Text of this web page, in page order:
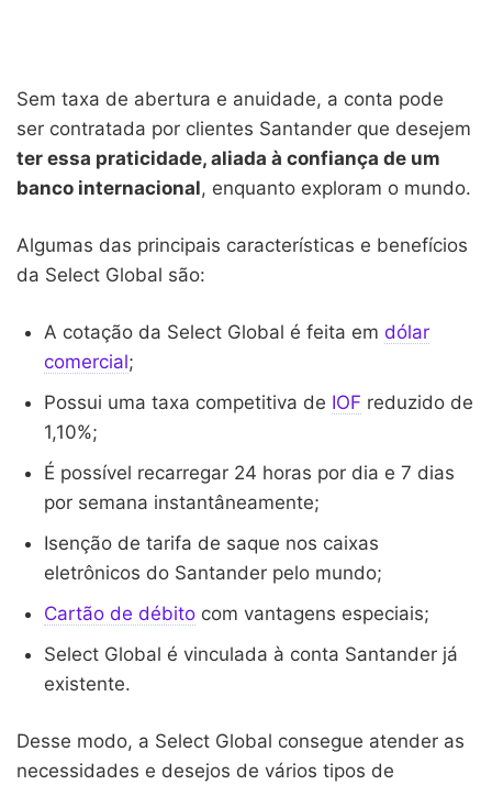
Sem taxa de abertura e anuidade, a conta pode
ser contratada por clientes Santander que desejem
ter essa praticidade, aliada à confiança de um
banco internacional, enquanto exploram o mundo.
Algumas das principais características e benefícios
da Select Global são:
A cotação da Select Global é feita em dólar
comercial;
Possui uma taxa competitiva de IOF reduzido de
1,10%;
É possível recarregar 24 horas por dia e 7 dias
por semana instantâneamente;
Isenção de tarifa de saque nos caixas
eletrônicos do Santander pelo mundo;
Cartão de débito com vantagens especiais;
Select Global é vinculada à conta Santander já
existente.
Desse modo, a Select Global consegue atender as
necessidades e desejos de vários tipos de